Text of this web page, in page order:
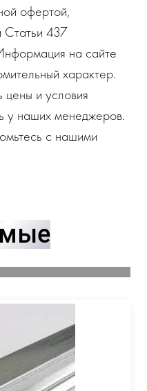
офертой,
Статьи 437
на сайте
характер.
цены и условия
у наших менеджеров.
с нашими